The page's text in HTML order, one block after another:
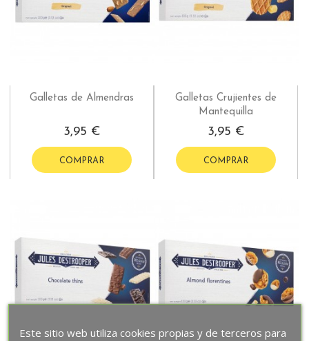
Galletas de Almendras
3,95 €
COMPRAR
Galletas Crujientes de
Mantequilla
3,95 €
COMPRAR
Este sitio web utiliza cookies propias y de terceros para